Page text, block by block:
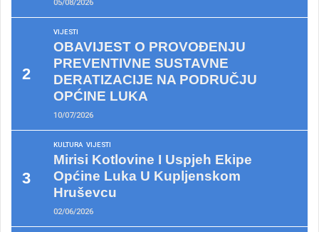
05/08/2026
VIJESTI
OBAVIJEST O PROVOĐENJU
PREVENTIVNE SUSTAVNE
DERATIZACIJE NA PODRUČJU
OPĆINE LUKA
10/07/2026
KULTURA VIJESTI
Mirisi Kotlovine I Uspjeh Ekipe
Općine Luka U Kupljenskom
Hruševcu
02/06/2026